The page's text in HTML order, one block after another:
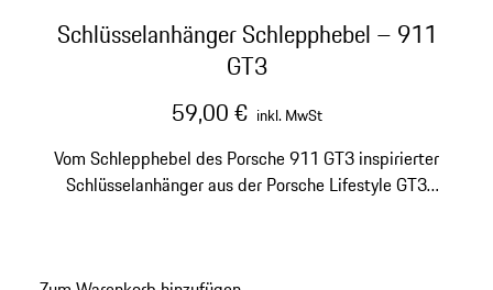
Schlüsselanhänger Schlepphebel – 911
GT3
59,00 € inkl. MwSt
Vom Schlepphebel des Porsche 911 GT3 inspirierter
Schlüsselanhänger aus der Porsche Lifestyle GT3